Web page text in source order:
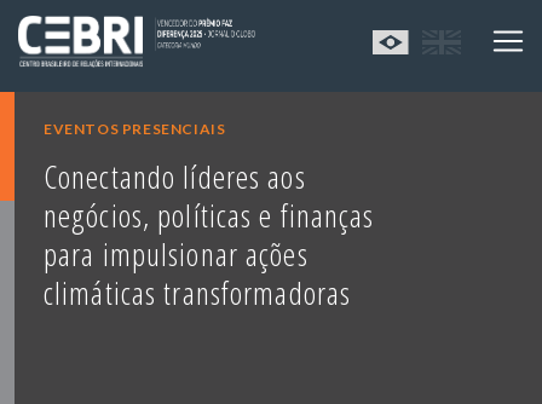
EVENTOS PRESENCIAIS
Conectando líderes aos
negócios, políticas e finanças
para impulsionar ações
climáticas transformadoras